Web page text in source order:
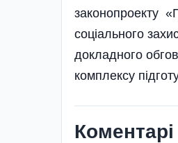
законопроекту
соціального
докладного
комплексу
Коментарі